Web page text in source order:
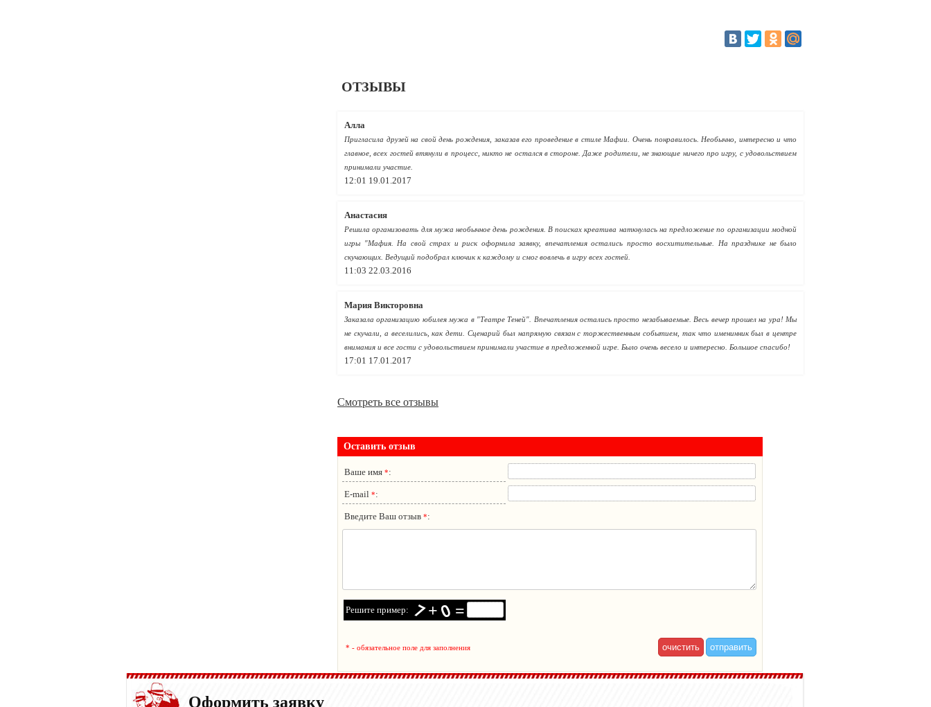
ОТЗЫВЫ
Алла
Пригласила друзей на свой день рождения, заказав его проведение в стиле Мафии. Очень понравилось. Необычно, интересно и что
главное, всех гостей втянули в процесс, никто не остался в стороне. Даже родители, не знающие ничего про игру, с удовольствием
принимали участие.
12:01 19.01.2017
Анастасия
Решила организовать для мужа необычное день рождения. В поисках креатива наткнулась на предложение по организации модной
игры "Мафия. На свой страх и риск оформила заявку, впечатления остались просто восхитительные. На празднике не было
скучающих. Ведущий подобрал ключик к каждому и смог вовлечь в игру всех гостей.
11:03 22.03.2016
Мария Викторовна
Заказала организацию юбилея мужа в "Театре Теней". Впечатления остались просто незабываемые. Весь вечер прошел на ура! Мы
не скучали, а веселились, как дети. Сценарий был напрямую связан с торжественным событием, так что именинник был в центре
внимания и все гости с удовольствием принимали участие в предложенной игре. Было очень весело и интересно. Большое спасибо!
17:01 17.01.2017
Смотреть все отзывы
Оставить отзыв
Ваше имя *:
E-mail *:
Введите Ваш отзыв *:
Решите пример: + =
* - обязательное поле для заполнения
Оформить заявку